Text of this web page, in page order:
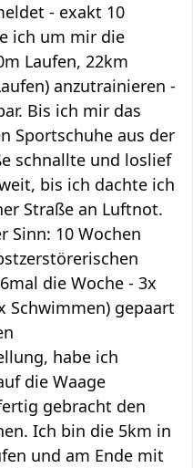
- exakt 10
ich um mir die
Laufen, 22km
anzutrainieren -
Bis ich mir das
Sportschuhe aus der
schnallte und loslief
bis ich dachte ich
Straße an Luftnot.
Sinn: 10 Wochen
die Woche - 3x
Schwimmen) gepaart
habe ich
die Waage
gebracht den
Ich bin die 5km in
und am Ende mit